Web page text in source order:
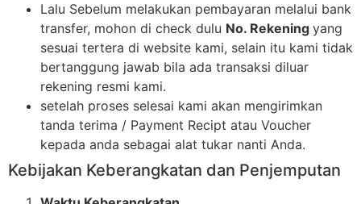
Lalu Sebelum melakukan pembayaran melalui bank
transfer, mohon di check dulu No. Rekening yang
sesuai tertera di website kami, selain itu kami tidak
bertanggung jawab bila ada transaksi diluar
rekening resmi kami.
setelah proses selesai kami akan mengirimkan
tanda terima / Payment Recipt atau Voucher
kepada anda sebagai alat tukar nanti Anda.
Kebijakan Keberangkatan dan Penjemputan